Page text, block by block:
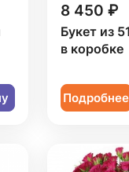
8 450 ₽
Букет из
в коробке
Подробнее